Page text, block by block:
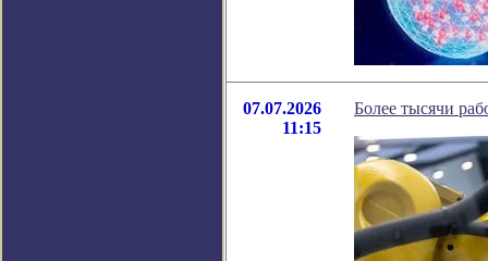
07.07.2026
11:15
Более тысячи